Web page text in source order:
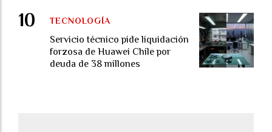
Servicio técnico pide liquidación
forzosa de Huawei Chile por
deuda de 38 millones
TECNOLOGÍA